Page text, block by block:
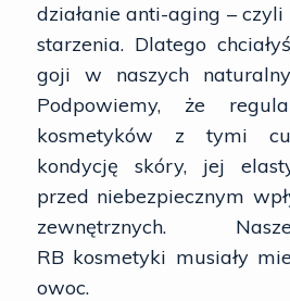
działanie anti-aging –
starzenia. Dlatego
goji w naszych
Podpowiemy, że
kosmetyków z tymi
kondycję skóry, jej
przed niebezpiecznym
zewnętrznych.
RB kosmetyki musiały
owoc.